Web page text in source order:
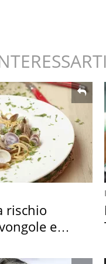
rischio
e